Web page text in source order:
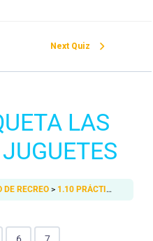
Next Quiz
LAS
DE RECREO​ 1.10 PRÁCTICA ESCRITA